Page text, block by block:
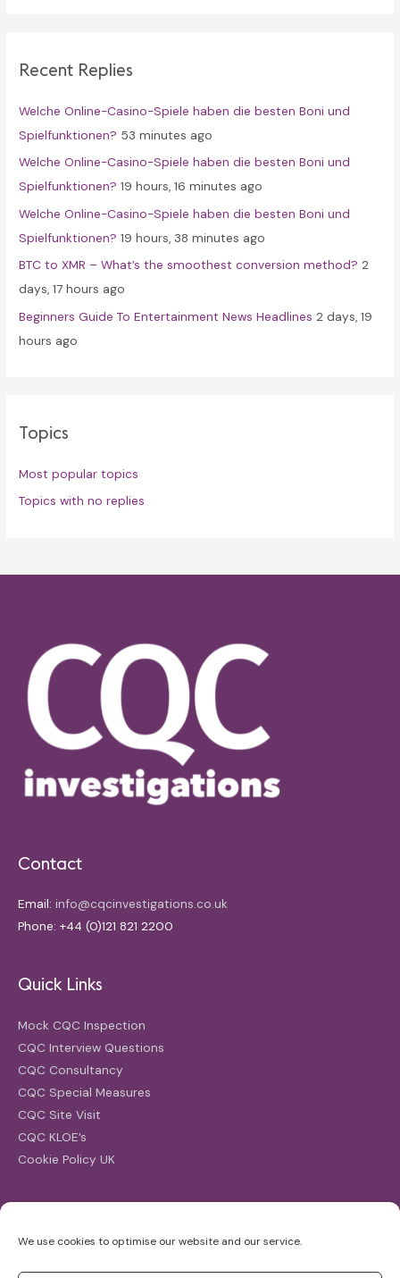
We use cookies to optimise our website and our service.
h
o
r
:
Recent Replies
Welche Online-Casino-Spiele haben die besten Boni und
Spielfunktionen? 53 minutes ago
Welche Online-Casino-Spiele haben die besten Boni und
Spielfunktionen? 19 hours, 16 minutes ago
Welche Online-Casino-Spiele haben die besten Boni und
Spielfunktionen? 19 hours, 38 minutes ago
BTC to XMR – What’s the smoothest conversion method? 2
days, 17 hours ago
Beginners Guide To Entertainment News Headlines 2 days, 19
hours ago
Topics
Most popular topics
Topics with no replies
Contact
Email: info@cqcinvestigations.co.uk
Phone: +44 (0)121 821 2200
Quick Links
Mock CQC Inspection
CQC Interview Questions
CQC Consultancy
CQC Special Measures
CQC Site Visit
CQC KLOE’s
Cookie Policy UK